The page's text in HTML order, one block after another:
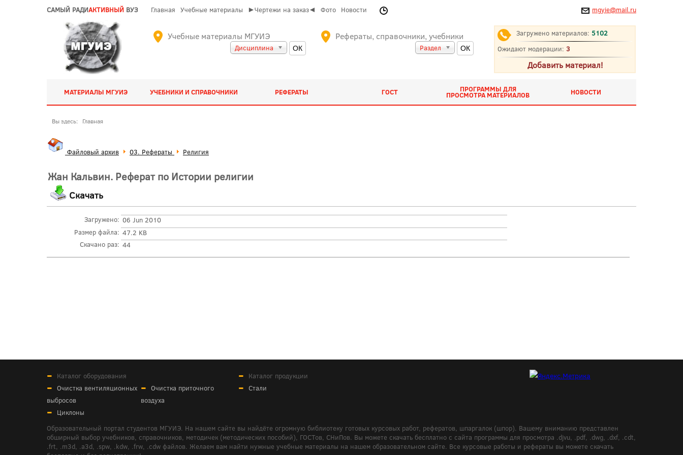
САМЫЙ РАДИАКТИВНЫЙ ВУЗ Главная Учебные материалы ►Чертежи на заказ◄ Фото Новости mgyie@mail.ru
Учебные материалы МГУИЭ
Дисциплина
Рефераты, справочники, учебники
Раздел
Загружено материалов: 5102
Ожидают модерации: 3
Добавить материал!
МАТЕРИАЛЫ МГУИЭ УЧЕБНИКИ И СПРАВОЧНИКИ РЕФЕРАТЫ ГОСТ ПРОГРАММЫ ДЛЯ
ПРОСМОТРА МАТЕРИАЛОВ НОВОСТИ
Вы здесь: Главная
Файловый архив 03. Рефераты Религия
Жан Кальвин. Реферат по Истории религии
Скачать
Загружено: 06 Jun 2010
Размер файла: 47.2 KB
Скачано раз: 44
Каталог оборудования
Очистка вентиляционных
выбросов
Очистка приточного
воздуха
Циклоны
Каталог продукции
Стали
Образовательный портал студентов МГУИЭ. На нашем сайте вы найдёте огромную библиотеку готовых курсовых работ, рефератов, шпаргалок (шпор). Вашему вниманию представлен
обширный выбор учебников, справочников, методичек (методических пособий), ГОСТов, СНиПов. Вы можете скачать бесплатно с сайта программы для просмотра .djvu, .pdf, .dwg, .dxf, .cdt,
.frt, .m3d, .a3d, .spw, .kdw, .frw, .cdw файлов. Желаем вам найти нужные учебные материалы на нашем образовательном сайте. Все курсовые работы и рефераты вы можете скачать